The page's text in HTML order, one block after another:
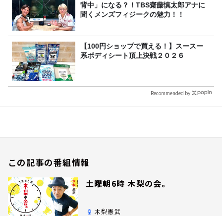
背中」になる？！TBS齋藤慎太郎アナに
聞くメンズフィジークの魅力！！
【100円ショップで買える！】スースー
系ボディシート頂上決戦２０２６
Recommended by
この記事の番組情報
土曜朝6時 木梨の会。
木梨憲武